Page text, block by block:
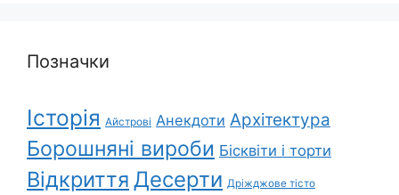
Позначки
Історія Айстрові Анекдоти Архітектура
Борошняні вироби Бісквіти і торти
Відкриття Десерти Дріжджове тісто